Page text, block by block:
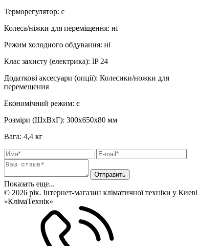
Терморегулятор: є
Колеса/ніжки для переміщення: ні
Режим холодного обдування: ні
Клас захисту (електрика): IP 24
Додаткові аксесуари (опції): Колесики/ножки для
перемещения
Економічний режим: є
Розміри (ШхВхГ): 300х650х80 мм
Вага: 4,4 кг
Показать еще...
© 2026 рік. Інтернет-магазин кліматичної техніки у Киеві
«КлімаТехнік»